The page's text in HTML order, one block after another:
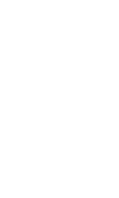
Об
с